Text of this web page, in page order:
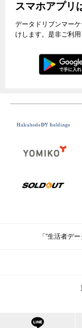
スマホアプリ
データドリブンマー
けします。是非ご利用
「“生活者デ
© Copyright